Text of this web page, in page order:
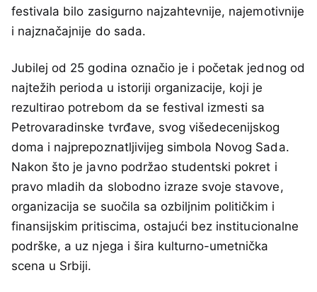
festivala bilo zasigurno najzahtevnije, najemotivnije
i najznačajnije do sada.
Jubilej od 25 godina označio je i početak jednog od
najtežih perioda u istoriji organizacije, koji je
rezultirao potrebom da se festival izmesti sa
Petrovaradinske tvrđave, svog višedecenijskog
doma i najprepoznatljivijeg simbola Novog Sada.
Nakon što je javno podržao studentski pokret i
pravo mladih da slobodno izraze svoje stavove,
organizacija se suočila sa ozbiljnim političkim i
finansijskim pritiscima, ostajući bez institucionalne
podrške, a uz njega i šira kulturno-umetnička
scena u Srbiji.